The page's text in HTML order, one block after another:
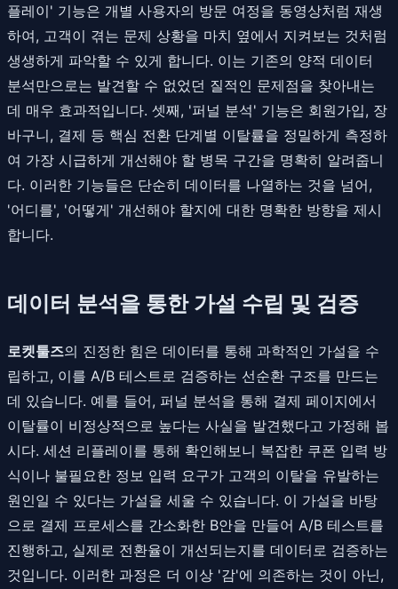
플레이' 기능은 개별 사용자의 방문 여정을 동영상처럼 재생
하여, 고객이 겪는 문제 상황을 마치 옆에서 지켜보는 것처럼
생생하게 파악할 수 있게 합니다. 이는 기존의 양적 데이터
분석만으로는 발견할 수 없었던 질적인 문제점을 찾아내는
데 매우 효과적입니다. 셋째, '퍼널 분석' 기능은 회원가입, 장
바구니, 결제 등 핵심 전환 단계별 이탈률을 정밀하게 측정하
여 가장 시급하게 개선해야 할 병목 구간을 명확히 알려줍니
다. 이러한 기능들은 단순히 데이터를 나열하는 것을 넘어,
'어디를', '어떻게' 개선해야 할지에 대한 명확한 방향을 제시
합니다.
데이터 분석을 통한 가설 수립 및 검증
로켓툴즈의 진정한 힘은 데이터를 통해 과학적인 가설을 수
립하고, 이를 A/B 테스트로 검증하는 선순환 구조를 만드는
데 있습니다. 예를 들어, 퍼널 분석을 통해 결제 페이지에서
이탈률이 비정상적으로 높다는 사실을 발견했다고 가정해 봅
시다. 세션 리플레이를 통해 확인해보니 복잡한 쿠폰 입력 방
식이나 불필요한 정보 입력 요구가 고객의 이탈을 유발하는
원인일 수 있다는 가설을 세울 수 있습니다. 이 가설을 바탕
으로 결제 프로세스를 간소화한 B안을 만들어 A/B 테스트를
진행하고, 실제로 전환율이 개선되는지를 데이터로 검증하는
것입니다. 이러한 과정은 더 이상 '감'에 의존하는 것이 아닌,